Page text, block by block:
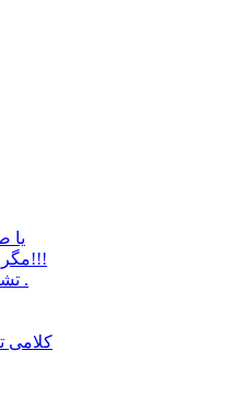
یا
مگر عاشق میتواند لحظه ای به یاد معشوقش نباشد!!!
تشبیه حضرت صاحب الزمان (عج) به شهاب ثاقب .
کلامی